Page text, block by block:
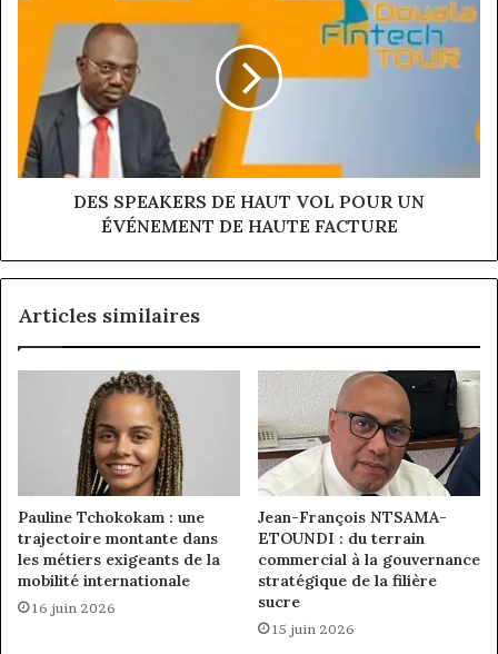
HAUT
VOL
POUR
UN
ÉVÉNEMENT
DE
DES SPEAKERS DE HAUT VOL POUR UN
ÉVÉNEMENT DE HAUTE FACTURE
Articles similaires
Pauline Tchokokam : une
trajectoire montante dans
les métiers exigeants de la
mobilité internationale
16 juin 2026
Jean-François NTSAMA-
ETOUNDI : du terrain
commercial à la gouvernance
stratégique de la filière
sucre
15 juin 2026